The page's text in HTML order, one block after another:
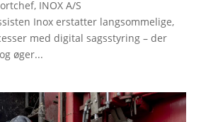
INOX A/S
Inox erstatter langsommelige,
med digital sagsstyring – der
øger...